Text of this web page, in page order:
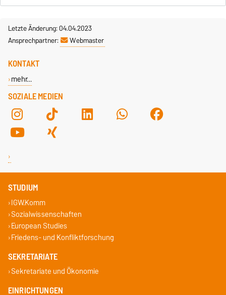
Letzte Änderung: 04.04.2023
Ansprechpartner:
Webmaster
SOZIALE MEDIEN
KONTAKT
mehr…
STUDIUM
IGW.Komm
Sozialwissenschaften
European Studies
Friedens- und Konfliktforschung
SEKRETARIATE
Sekretariate und Ökonomie
EINRICHTUNGEN